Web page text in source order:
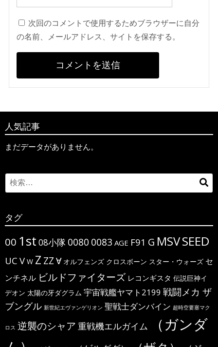
次回のコメントで使用するためブラウザーに自分
の名前、メールアドレス、サイトを保存する。
人気記事
まだデータがありません。
Search
for:
検
タグ
00 1st 08小隊 0080 0083 AGE F91 G MSVSEED
UC V W Z ΖΖ ∀ オルフェンズ クロスボーン スター・ウォーズ セ
ンチネル ビルドファイターズ レコンギスタ 伝説巨神イ
デオン 太陽の牙ダグラム 宇宙戦艦ヤマト2199 戦闘メカ ザ
ブングル 新世紀エヴァンゲリオン 聖戦士ダンバイン 超時空要塞マク
ロス 逆襲のシャア 重戦機エルガイム
（ガンダ